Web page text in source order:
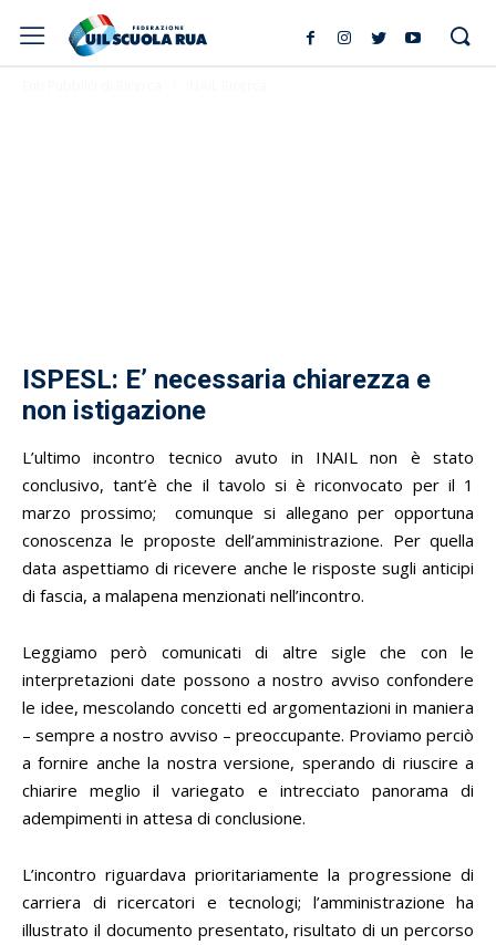
ISPESL: E’ necessaria chiarezza e
non istigazione
L’ultimo incontro tecnico avuto in INAIL non è stato
conclusivo, tant’è che il tavolo si è riconvocato per il 1
marzo prossimo; comunque si allegano per opportuna
conoscenza le proposte dell’amministrazione. Per quella
data aspettiamo di ricevere anche le risposte sugli anticipi
di fascia, a malapena menzionati nell’incontro.
Leggiamo però comunicati di altre sigle che con le
interpretazioni date possono a nostro avviso confondere
le idee, mescolando concetti ed argomentazioni in maniera
– sempre a nostro avviso – preoccupante. Proviamo perciò
a fornire anche la nostra versione, sperando di riuscire a
chiarire meglio il variegato e intrecciato panorama di
adempimenti in attesa di conclusione.
L’incontro riguardava prioritariamente la progressione di
carriera di ricercatori e tecnologi; l’amministrazione ha
illustrato il documento presentato, risultato di un percorso